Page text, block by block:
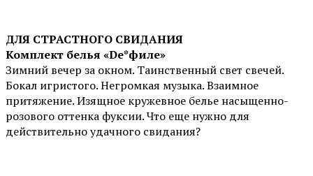
ДЛЯ СТРАСТНОГО СВИДАНИЯ
Комплект белья «De*филе»
Зимний вечер за окном. Таинственный свет свечей.
Бокал игристого. Негромкая музыка. Взаимное
притяжение. Изящное кружевное белье насыщенно-
розового оттенка фуксии. Что еще нужно для
действительно удачного свидания?